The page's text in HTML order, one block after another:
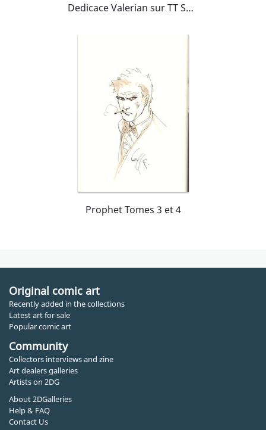
Dedicace Valerian sur TT Shingouzlooz
Prophet Tomes 3 et 4
Original comic art
Recently added in the collections
Latest art for sale
Popular comic art
Community
Collectors interviews and zine
Art dealers galleries
Artists on 2DG
About 2DGalleries
Help & FAQ
Contact Us